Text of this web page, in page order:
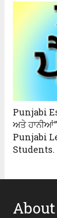
Punjabi
ਅਤੇ
Punjabi
Students.